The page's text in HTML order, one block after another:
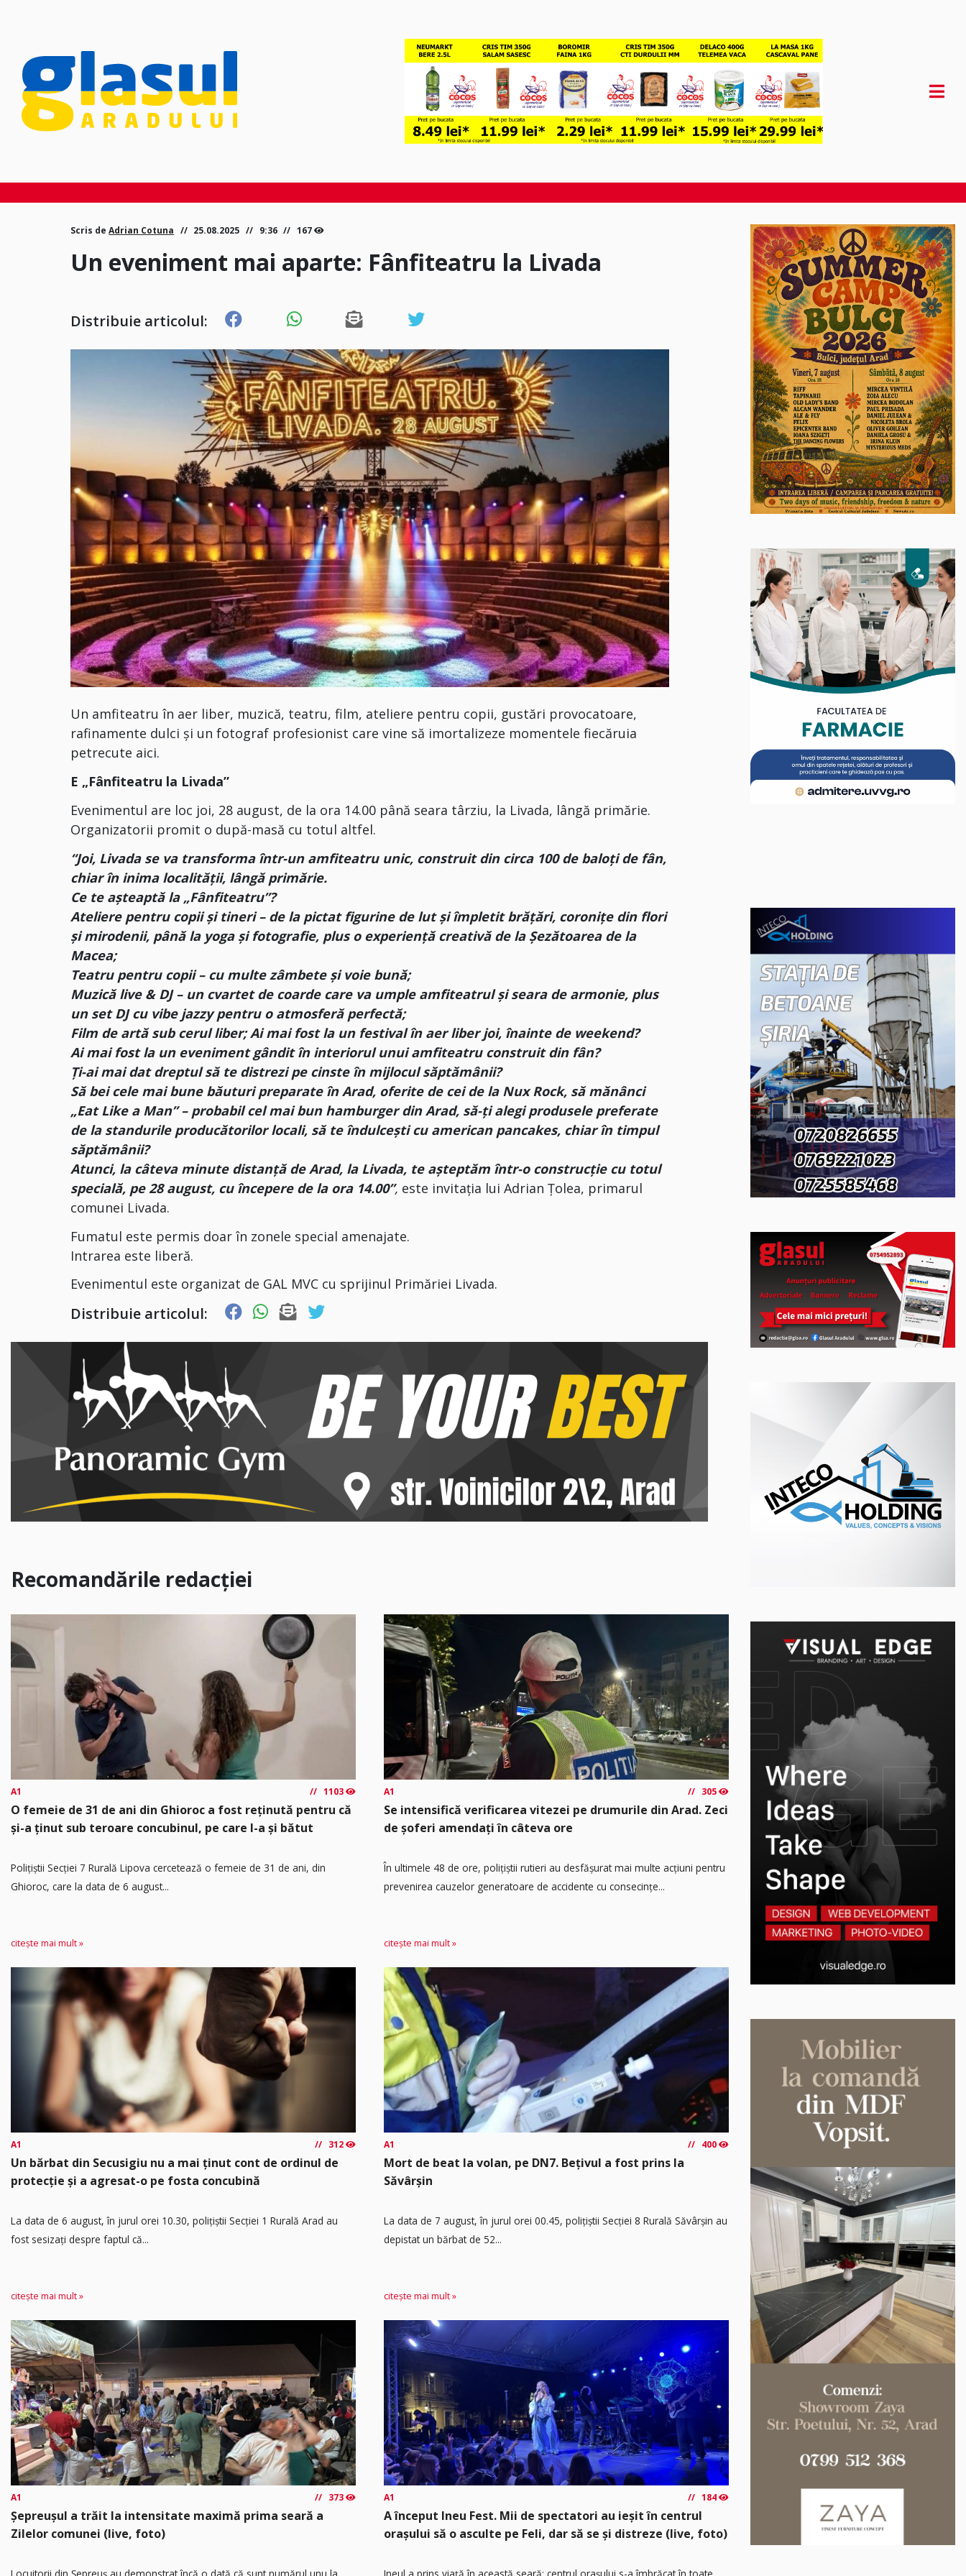
Scris deAdrian Cotuna 25.08.2025 9:36 167
Un eveniment mai aparte: Fânfiteatru la Livada
Distribuie articolul:
Un amfiteatru în aer liber, muzică, teatru, film, ateliere pentru copii, gustări provocatoare,
rafinamente dulci și un fotograf profesionist care vine să imortalizeze momentele fiecăruia
petrecute aici.
E „Fânfiteatru la Livada”
Evenimentul are loc joi, 28 august, de la ora 14.00 până seara târziu, la Livada, lângă primărie.
Organizatorii promit o după-masă cu totul altfel.
“Joi, Livada se va transforma într-un amfiteatru unic, construit din circa 100 de baloți de fân,
chiar în inima localității, lângă primărie.
Ce te așteaptă la „Fânfiteatru”?
Ateliere pentru copii și tineri – de la pictat figurine de lut și împletit brățări, coronițe din flori
și mirodenii, până la yoga și fotografie, plus o experiență creativă de la Şezătoarea de la
Macea;
Teatru pentru copii – cu multe zâmbete și voie bună;
Muzică live & DJ – un cvartet de coarde care va umple amfiteatrul și seara de armonie, plus
un set DJ cu vibe jazzy pentru o atmosferă perfectă;
Film de artă sub cerul liber; Ai mai fost la un festival în aer liber joi, înainte de weekend?
Ai mai fost la un eveniment gândit în interiorul unui amfiteatru construit din fân?
Ți-ai mai dat dreptul să te distrezi pe cinste în mijlocul săptămânii?
Să bei cele mai bune băuturi preparate în Arad, oferite de cei de la Nux Rock, să mănânci
„Eat Like a Man” – probabil cel mai bun hamburger din Arad, să-ți alegi produsele preferate
de la standurile producătorilor locali, să te îndulcești cu american pancakes, chiar în timpul
săptămânii?
Atunci, la câteva minute distanță de Arad, la Livada, te așteptăm într-o construcție cu totul
specială, pe 28 august, cu începere de la ora 14.00”, este invitația lui Adrian Țolea, primarul
comunei Livada.
Fumatul este permis doar în zonele special amenajate.
Intrarea este liberă.
Evenimentul este organizat de GAL MVC cu sprijinul Primăriei Livada.
Distribuie articolul:
Recomandările redacției
A1 1103
O femeie de 31 de ani din Ghioroc a fost reținută pentru că
și-a ținut sub teroare concubinul, pe care l-a și bătut
​Polițiștii Secției 7 Rurală Lipova cercetează o femeie de 31 de ani, din
Ghioroc, care la data de 6 august...
citește mai mult »
A1 305
Se intensifică verificarea vitezei pe drumurile din Arad. Zeci
de șoferi amendați în câteva ore
În ultimele 48 de ore, polițiștii rutieri au desfășurat mai multe acțiuni pentru
prevenirea cauzelor generatoare de accidente cu consecințe...
citește mai mult »
A1 312
Un bărbat din Secusigiu nu a mai ținut cont de ordinul de
protecție și a agresat-o pe fosta concubină
​La data de 6 august, în jurul orei 10.30, polițiștii Secției 1 Rurală Arad au
fost sesizați despre faptul că...
citește mai mult »
A1 400
Mort de beat la volan, pe DN7. Bețivul a fost prins la
Săvârșin
​La data de 7 august, în jurul orei 00.45, polițiștii Secției 8 Rurală Săvârșin au
depistat un bărbat de 52...
citește mai mult »
A1 373
Șepreușul a trăit la intensitate maximă prima seară a
Zilelor comunei (live, foto)
A1 184
A început Ineu Fest. Mii de spectatori au ieșit în centrul
orașului să o asculte pe Feli, dar să se și distreze (live, foto)